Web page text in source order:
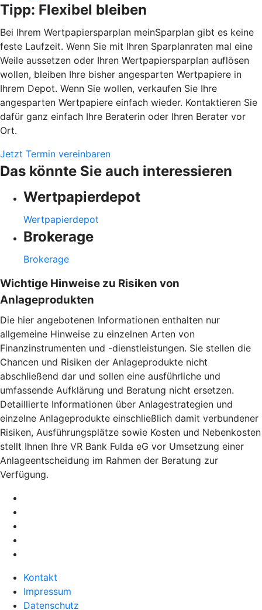
Tipp: Flexibel bleiben
Bei Ihrem Wertpapiersparplan meinSparplan gibt es keine
feste Laufzeit. Wenn Sie mit Ihren Sparplanraten mal eine
Weile aussetzen oder Ihren Wertpapiersparplan auflösen
wollen, bleiben Ihre bisher angesparten Wertpapiere in
Ihrem Depot. Wenn Sie wollen, verkaufen Sie Ihre
angesparten Wertpapiere einfach wieder. Kontaktieren Sie
dafür ganz einfach Ihre Beraterin oder Ihren Berater vor
Ort.
Jetzt Termin vereinbaren
Das könnte Sie auch interessieren
Wertpapierdepot
Wertpapierdepot
Brokerage
Brokerage
Wichtige Hinweise zu Risiken von
Anlageprodukten
Die hier angebotenen Informationen enthalten nur
allgemeine Hinweise zu einzelnen Arten von
Finanzinstrumenten und -dienstleistungen. Sie stellen die
Chancen und Risiken der Anlageprodukte nicht
abschließend dar und sollen eine ausführliche und
umfassende Aufklärung und Beratung nicht ersetzen.
Detaillierte Informationen über Anlagestrategien und
einzelne Anlageprodukte einschließlich damit verbundener
Risiken, Ausführungsplätze sowie Kosten und Nebenkosten
stellt Ihnen Ihre VR Bank Fulda eG vor Umsetzung einer
Anlageentscheidung im Rahmen der Beratung zur
Verfügung.
Kontakt
Impressum
Datenschutz